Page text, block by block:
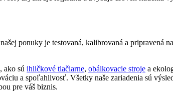
ponuky je testovaná, kalibrovaná a pripravená
ako sú ihličkové tlačiarne, obálkovacie stroje a
a spoľahlivosť. Všetky naše zariadenia sú
pre váš biznis.